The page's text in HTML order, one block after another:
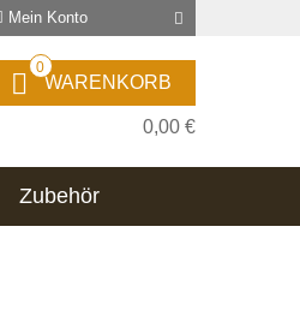
Mein Konto
WARENKORB
0
0,00 €
Zubehör